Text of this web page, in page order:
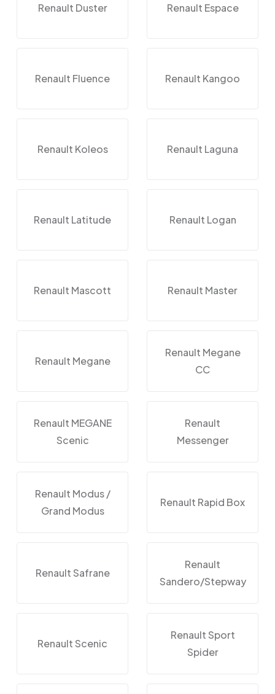
Renault Duster Renault Espace
Renault Fluence Renault Kangoo
Renault Koleos Renault Laguna
Renault Latitude Renault Logan
Renault Mascott Renault Master
Renault Megane
Renault Megane
CC
Renault MEGANE
Scenic
Renault
Messenger
Renault Modus /
Grand Modus
Renault Rapid Box
Renault Safrane
Renault
Sandero/Stepway
Renault Scenic
Renault Sport
Spider